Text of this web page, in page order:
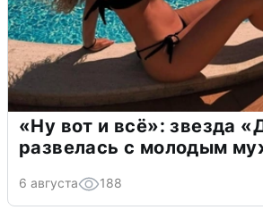
«Ну вот и всё»: звезда
развелась с молодым
6 августа 188